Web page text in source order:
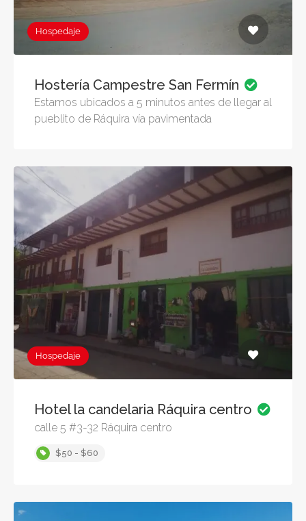
Hospedaje
Hostería Campestre San Fermín
Estamos ubicados a 5 minutos antes de llegar al
pueblito de Ráquira vía pavimentada
Hospedaje
Hotel la candelaria Ráquira centro
calle 5 #3-32 Ráquira centro
$50 - $60